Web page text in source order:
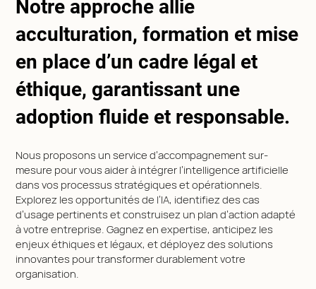
Notre approche allie
acculturation, formation et mise
en place d’un cadre légal et
éthique, garantissant une
adoption fluide et responsable.
Nous proposons un service d’accompagnement sur-
mesure pour vous aider à intégrer l’intelligence artificielle
dans vos processus stratégiques et opérationnels.
Explorez les opportunités de l’IA, identifiez des cas
d’usage pertinents et construisez un plan d’action adapté
à votre entreprise. Gagnez en expertise, anticipez les
enjeux éthiques et légaux, et déployez des solutions
innovantes pour transformer durablement votre
organisation.